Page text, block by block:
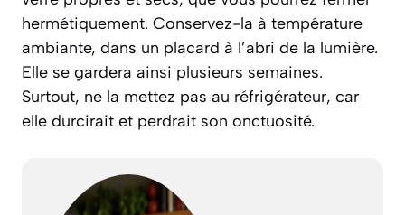
hermétiquement. Conservez-la à température
ambiante, dans un placard à l’abri de la lumière.
Elle se gardera ainsi plusieurs semaines.
Surtout, ne la mettez pas au réfrigérateur, car
elle durcirait et perdrait son onctuosité.